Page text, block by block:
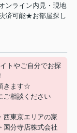
ンライン内見・現地
済可能★お部屋探し
トやご自分でお探
きます☆
ご相談ください
西東京エリアの家
国分寺店株式会社